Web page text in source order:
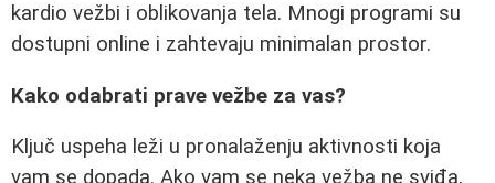
kardio vežbi i oblikovanja tela. Mnogi programi su
dostupni online i zahtevaju minimalan prostor.
Kako odabrati prave vežbe za vas?
Ključ uspeha leži u pronalaženju aktivnosti koja
vam se dopada. Ako vam se neka vežba ne sviđa,